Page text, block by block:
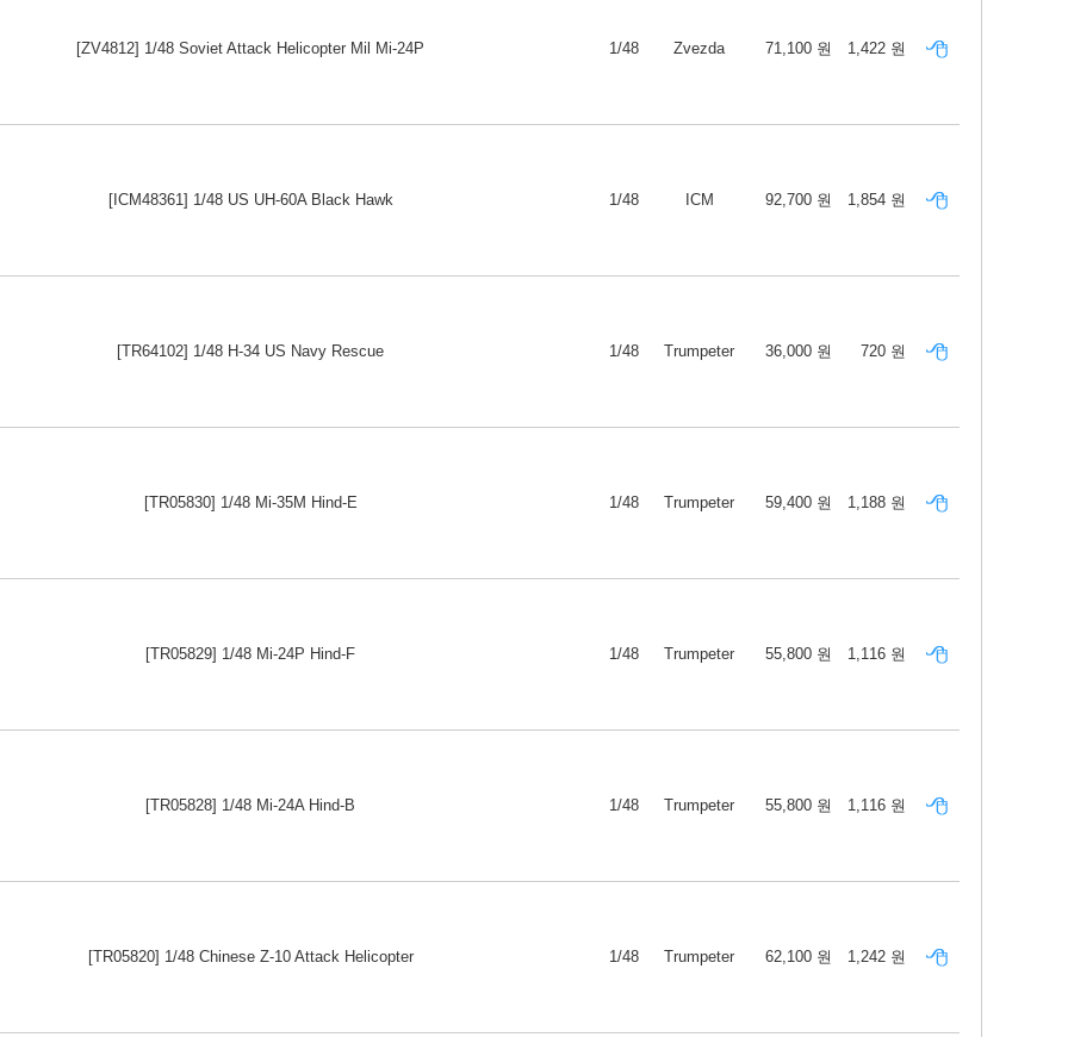
[ZV4812] 1/48 Soviet Attack Helicopter Mil Mi-24P 1/48 Zvezda 71,100 원 1,422 원
[ICM48361] 1/48 US UH-60A Black Hawk 1/48 ICM 92,700 원 1,854 원
[TR64102] 1/48 H-34 US Navy Rescue 1/48 Trumpeter 36,000 원 720 원
[TR05830] 1/48 Mi-35M Hind-E 1/48 Trumpeter 59,400 원 1,188 원
[TR05829] 1/48 Mi-24P Hind-F 1/48 Trumpeter 55,800 원 1,116 원
[TR05828] 1/48 Mi-24A Hind-B 1/48 Trumpeter 55,800 원 1,116 원
[TR05820] 1/48 Chinese Z-10 Attack Helicopter 1/48 Trumpeter 62,100 원 1,242 원